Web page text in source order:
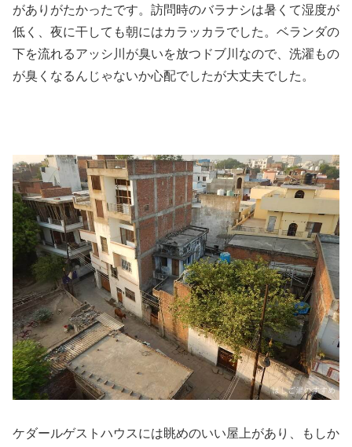
がありがたかったです。訪問時のバラナシは暑くて湿度が
低く、夜に干しても朝にはカラッカラでした。ベランダの
下を流れるアッシ川が臭いを放つドブ川なので、洗濯もの
が臭くなるんじゃないか心配でしたが大丈夫でした。
ケダールゲストハウスには眺めのいい屋上があり、もしか